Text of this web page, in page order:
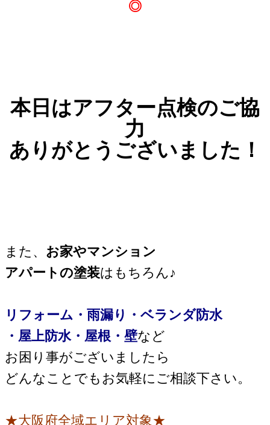
◎
本日はアフター点検のご協
力
ありがとうございました！
また、 お家やマンション
アパートの塗装はもちろん♪
リフォーム・雨漏り・ベランダ防水
・屋上防水・屋根・壁など
お困り事がございましたら
どんなことでもお気軽にご相談下さい。
★大阪府全域エリア対象★